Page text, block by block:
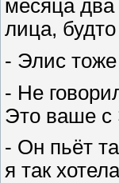
месяца
лица,
- Элис тоже
- Не
Это ваше с
- Он пьёт
я так